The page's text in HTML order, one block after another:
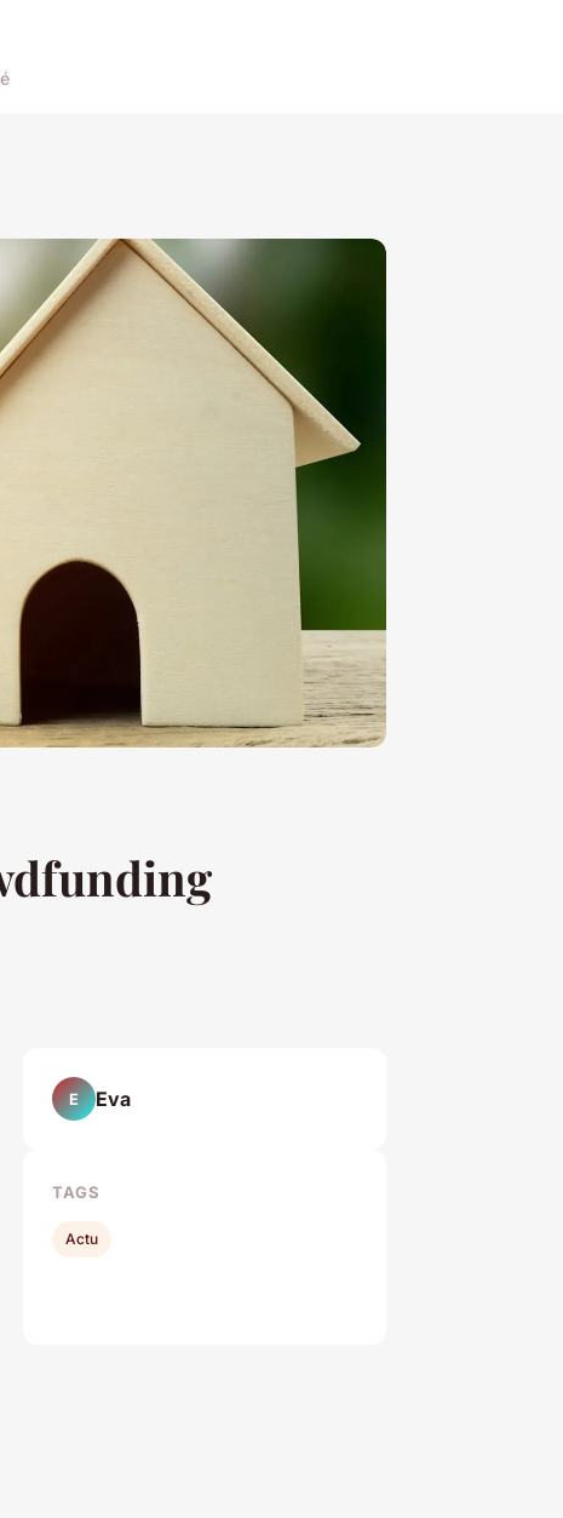
E Eva
TAGS
Actu